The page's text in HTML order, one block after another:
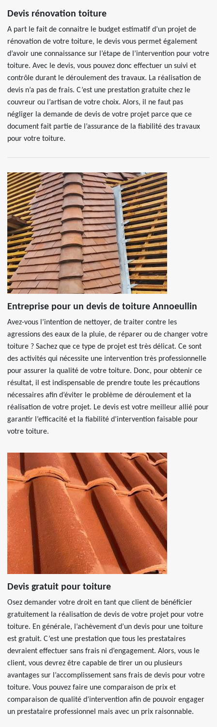
Devis rénovation toiture
A part le fait de connaitre le budget estimatif d’un projet de
rénovation de votre toiture, le devis vous permet également
d’avoir une connaissance sur l’étape de l’intervention pour votre
toiture. Avec le devis, vous pouvez donc effectuer un suivi et
contrôle durant le déroulement des travaux. La réalisation de
devis n’a pas de frais. C’est une prestation gratuite chez le
couvreur ou l’artisan de votre choix. Alors, il ne faut pas
négliger la demande de devis de votre projet parce que ce
document fait partie de l’assurance de la fiabilité des travaux
pour votre toiture.
Entreprise pour un devis de toiture Annoeullin
Avez-vous l’intention de nettoyer, de traiter contre les
agressions des eaux de la pluie, de réparer ou de changer votre
toiture ? Sachez que ce type de projet est très délicat. Ce sont
des activités qui nécessite une intervention très professionnelle
pour assurer la qualité de votre toiture. Donc, pour obtenir ce
résultat, il est indispensable de prendre toute les précautions
nécessaires afin d’éviter le problème de déroulement et la
réalisation de votre projet. Le devis est votre meilleur allié pour
garantir l’efficacité et la fiabilité d’intervention faisable pour
votre toiture.
Devis gratuit pour toiture
Osez demander votre droit en tant que client de bénéficier
gratuitement la réalisation de devis de votre projet pour votre
toiture. En générale, l’achèvement d’un devis pour une toiture
est gratuit. C’est une prestation que tous les prestataires
devraient effectuer sans frais ni d’engagement. Alors, vous le
client, vous devrez être capable de tirer un ou plusieurs
avantages sur l’accomplissement sans frais de devis pour votre
toiture. Vous pouvez faire une comparaison de prix et
comparaison de qualité d’intervention afin de pouvoir engager
un prestataire professionnel mais avec un prix raisonnable.